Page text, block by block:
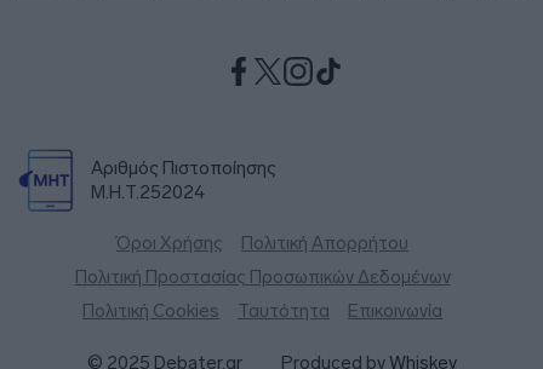
Αριθμός Πιστοποίησης
Μ.Η.Τ.252024
Όροι Χρήσης
Πολιτική Απορρήτου
Πολιτική Προστασίας Προσωπικών Δεδομένων
Πολιτική Cookies
Ταυτότητα Επικοινωνία
© 2025 Debater.gr Produced byWhiskey